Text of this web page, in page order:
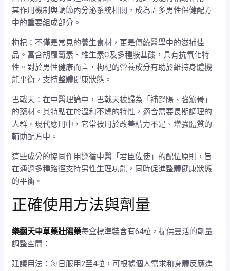
其作用機制與調節內分泌系統相關，成為許多男性保健配方
中的重要組成部分。
枸杞：不僅是常見的養生食材，更是傳統醫學中的滋補佳
品。富含胡蘿蔔素、維生素C及多種胺基酸，具有抗氧化特
性。對於男性健康而言，枸杞的營養成分有助於維持身體機
能平衡，支持整體健康狀態。
巴戟天：在中醫理論中，巴戟天被歸為「補腎陽、強筋骨」
的藥材。其特點在於溫和不燥的特性，適合需要長期調理的
人群。現代應用中，它常被用於改善精力不足、增強體質的
輔助配方中。
這些成分的協同作用遵循中醫「君臣佐使」的配伍原則，旨
在通過多種路徑支持男性生理功能，同時促進整體健康狀態
的平衡。
正確使用方法與劑量
樂翻天中草藥壯陽藥每盒標準裝含有64粒，提供靈活的劑量
調整空間：
建議用法：每日服用2至4粒，可根據個人需求和身體反應進